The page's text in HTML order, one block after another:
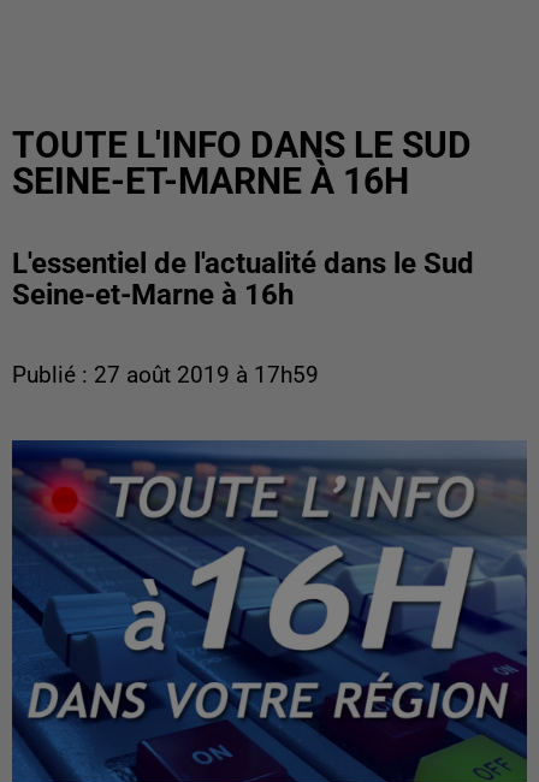
TOUTE L'INFO DANS LE SUD
SEINE-ET-MARNE À 16H
L'essentiel de l'actualité dans le Sud
Seine-et-Marne à 16h
Publié : 27 août 2019 à 17h59